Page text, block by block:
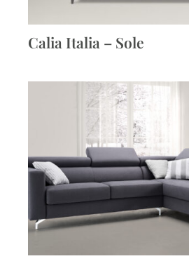
Calia Italia – Sole